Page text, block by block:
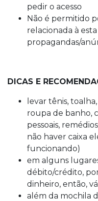
pedir o acesso
Não é permitido
relacionada à
propagandas/
DICAS E
levar tênis,
roupa de banho,
pessoais,
não haver caixa
funcionando)
em alguns
débito/crédito,
dinheiro, então,
além da mochila